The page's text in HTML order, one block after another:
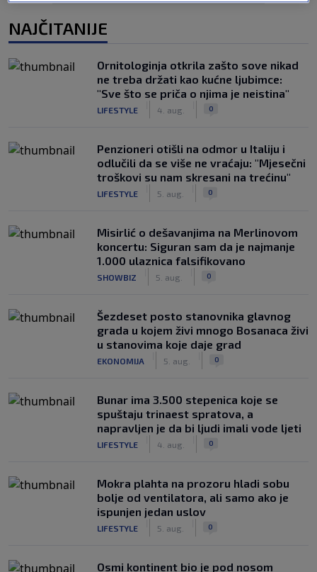
NAJČITANIJE
Ornitologinja otkrila zašto sove nikad
ne treba držati kao kućne ljubimce:
"Sve što se priča o njima je neistina"
LIFESTYLE 4. aug. 0
Penzioneri otišli na odmor u Italiju i
odlučili da se više ne vraćaju: "Mjesečni
troškovi su nam skresani na trećinu"
LIFESTYLE 5. aug. 0
Misirlić o dešavanjima na Merlinovom
koncertu: Siguran sam da je najmanje
1.000 ulaznica falsifikovano
SHOWBIZ 5. aug. 0
Šezdeset posto stanovnika glavnog
grada u kojem živi mnogo Bosanaca živi
u stanovima koje daje grad
EKONOMIJA 5. aug. 0
Bunar imа 3.500 stepenica koje se
spuštaju trinaest spratova, a
napravljen je da bi ljudi imali vode ljeti
LIFESTYLE 4. aug. 0
Mokra plahta na prozoru hladi sobu
bolje od ventilatora, ali samo ako je
ispunjen jedan uslov
LIFESTYLE 5. aug. 0
Osmi kontinent bio je pod nosom